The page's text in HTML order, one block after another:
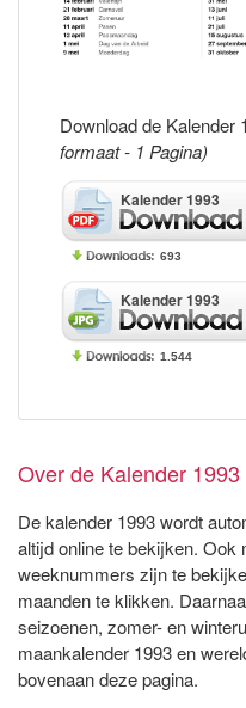
Download de Kalender
formaat - 1 Pagina)
Kalender 1993
693
Kalender 1993
1.544
Over de Kalender 1993
De kalender 1993 wordt
altijd online te bekijken. Ook
weeknummers zijn te
maanden te klikken.
seizoenen, zomer- en
maankalender 1993 en
bovenaan deze pagina.